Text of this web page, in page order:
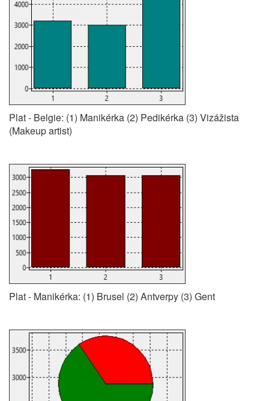
Plat - Belgie: (1) Manikérka (2) Pedikérka (3) Vizážista
(Makeup artist)
Plat - Manikérka: (1) Brusel (2) Antverpy (3) Gent